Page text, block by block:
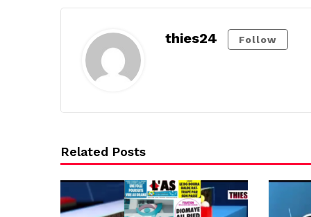
thies24 Follow
Related Posts